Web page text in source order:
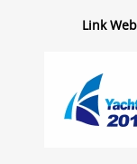
Link